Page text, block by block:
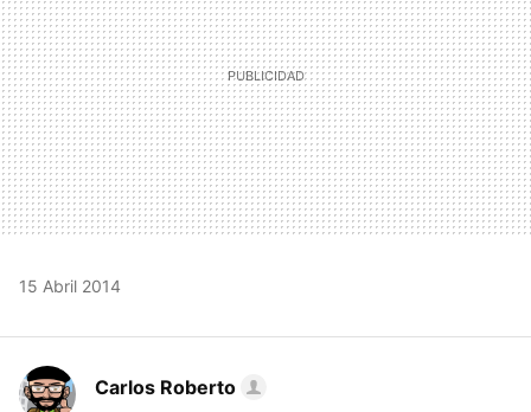
15 Abril 2014
Carlos Roberto